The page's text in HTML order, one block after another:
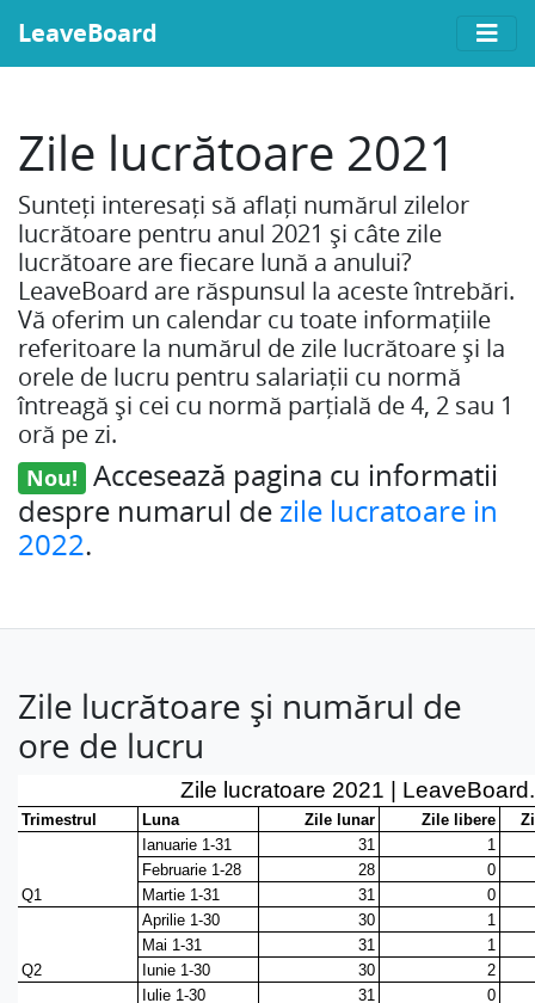
LeaveBoard
Zile lucrătoare 2021
Sunteți interesați să aflați numărul zilelor
lucrătoare pentru anul 2021 și câte zile
lucrătoare are fiecare lună a anului?
LeaveBoard are răspunsul la aceste întrebări.
Vă oferim un calendar cu toate informațiile
referitoare la numărul de zile lucrătoare și la
orele de lucru pentru salariații cu normă
întreagă și cei cu normă parțială de 4, 2 sau 1
oră pe zi.
Nou! Accesează pagina cu informatii
despre numarul de zile lucratoare in
2022.
Zile lucrătoare și numărul de
ore de lucru